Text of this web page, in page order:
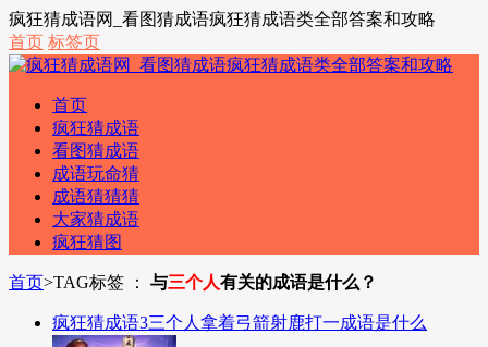
疯狂猜成语网_看图猜成语疯狂猜成语类全部答案和攻略
首页 标签页
首页
疯狂猜成语
看图猜成语
成语玩命猜
成语猜猜猜
大家猜成语
疯狂猜图
首页>TAG标签 ： 与三个人有关的成语是什么？
疯狂猜成语3三个人拿着弓箭射鹿打一成语是什么